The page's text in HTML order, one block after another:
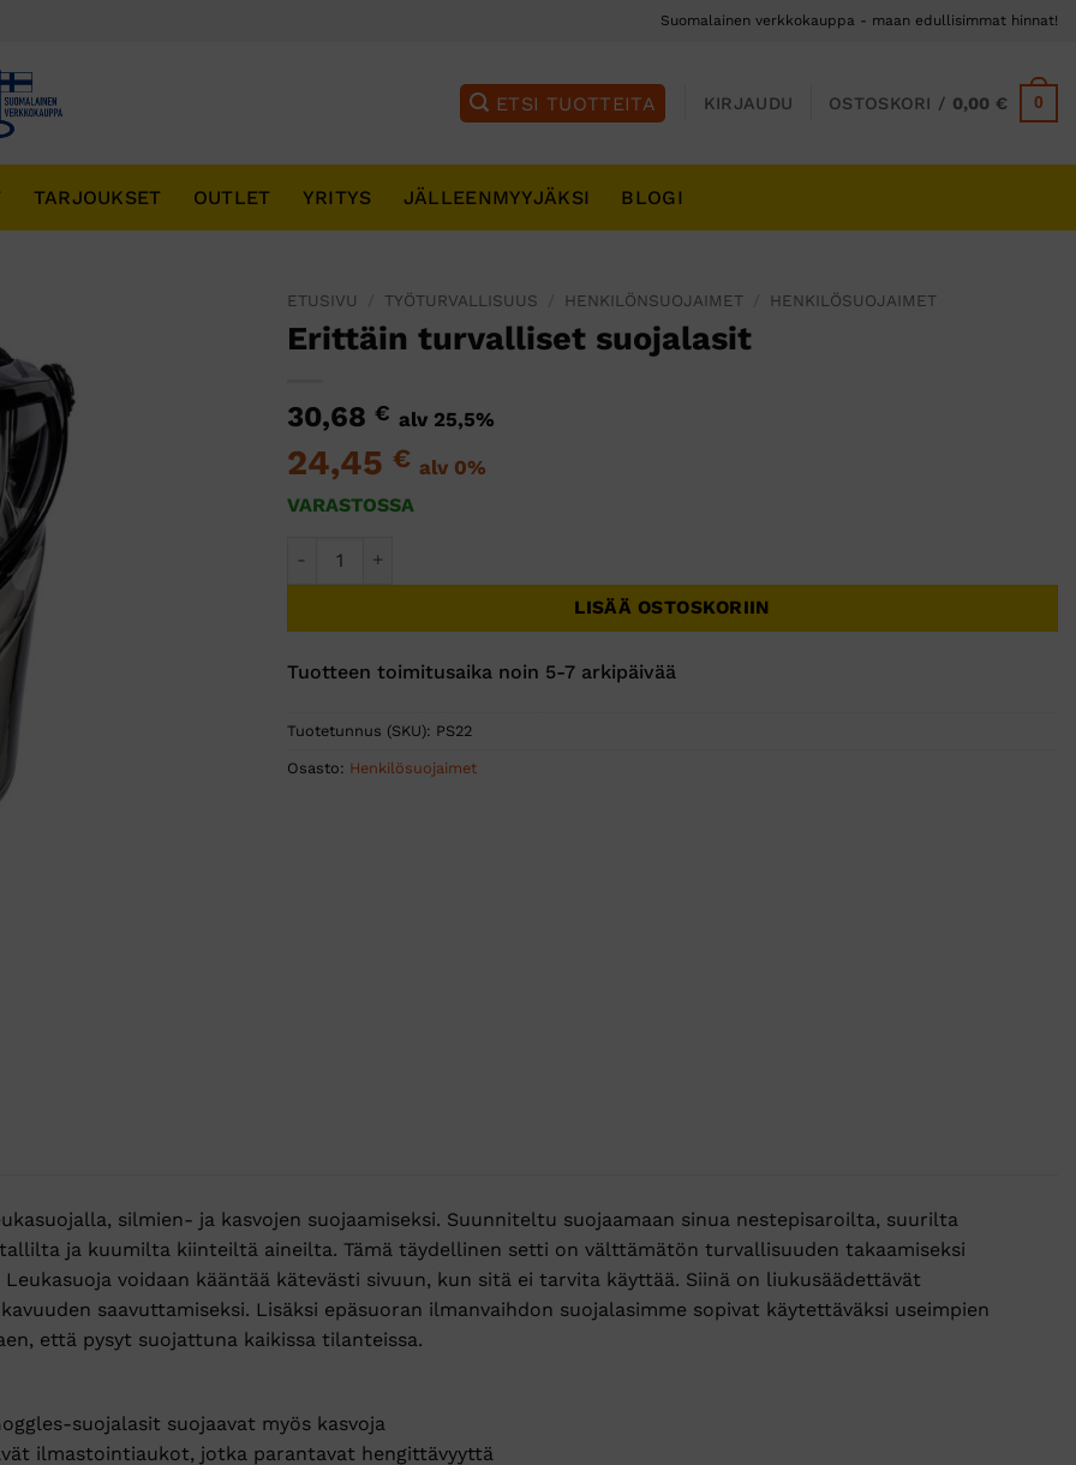
Suomalainen verkkokauppa - maan edullisimmat hinnat!
KIRJAUDU OSTOSKORI / 0,00€ 0
TARJOUKSET OUTLET YRITYS JÄLLEENMYYJÄKSI BLOGI
ETUSIVU TYÖTURVALLISUUS HENKILÖNSUOJAIMET HENKILÖSUOJAIMET
Erittäin turvalliset suojalasit
30,68 € alv 25,5%
24,45 € alv 0%
VARASTOSSA
LISÄÄ OSTOSKORIIN
Tuotteen toimitusaika noin 5-7 arkipäivää
Tuotetunnus (SKU): PS22
Osasto: Henkilösuojaimet
silmien- ja kasvojen suojaamiseksi. Suunniteltu suojaamaan sinua nestepisaroilta, suurilta
ja kuumilta kiinteiltä aineilta. Tämä täydellinen setti on välttämätön turvallisuuden takaamiseksi
voidaan kääntää kätevästi sivuun, kun sitä ei tarvita käyttää. Siinä on liukusäädettävät
saavuttamiseksi. Lisäksi epäsuoran ilmanvaihdon suojalasimme sopivat käytettäväksi useimpien
että pysyt suojattuna kaikissa tilanteissa.
suojalasit suojaavat myös kasvoja
ilmastointiaukot, jotka parantavat hengittävyyttä